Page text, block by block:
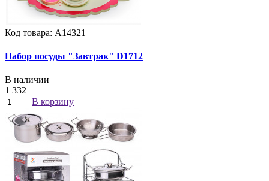
Код товара: А14321
Набор посуды "Завтрак" D1712
В наличии
1 332
В корзину